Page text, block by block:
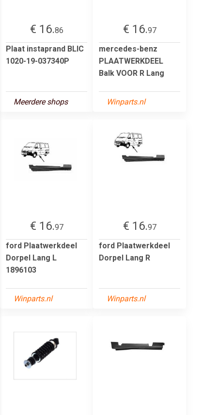
€ 16.86
Plaat instaprand BLIC
1020-19-037340P
Meerdere shops
€ 16.97
mercedes-benz
PLAATWERKDEEL
Balk VOOR R Lang
Winparts.nl
€ 16.97
ford Plaatwerkdeel
Dorpel Lang L
1896103
Winparts.nl
€ 16.97
ford Plaatwerkdeel
Dorpel Lang R
Winparts.nl